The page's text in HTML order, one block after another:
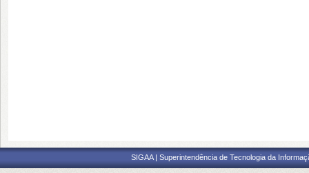
SIGAA | Superintendência de Tecnologia da